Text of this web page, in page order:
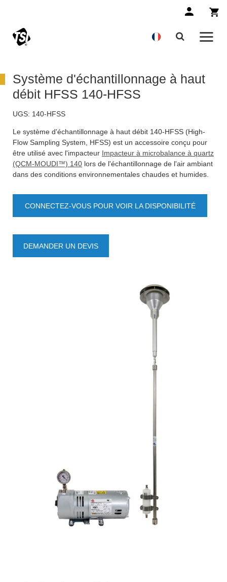
Système d'échantillonnage à haut
débit HFSS 140-HFSS
UGS: 140-HFSS
Le système d'échantillonnage à haut débit 140-HFSS (High-
Flow Sampling System, HFSS) est un accessoire conçu pour
être utilisé avec l'impacteur Impacteur à microbalance à quartz
(QCM-MOUDI™) 140 lors de l'échantillonnage de l'air ambiant
dans des conditions environnementales chaudes et humides.
CONNECTEZ-VOUS POUR VOIR LA DISPONIBILITÉ
DEMANDER UN DEVIS